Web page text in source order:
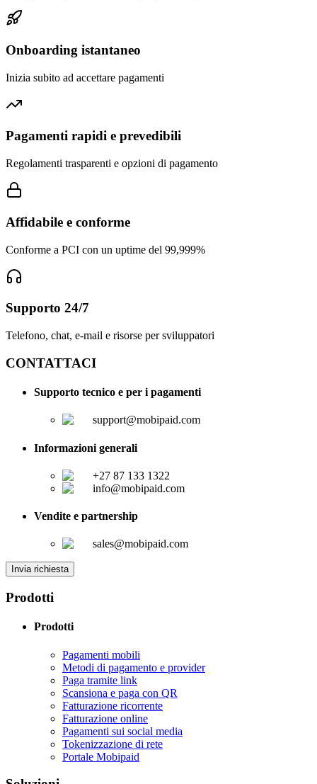
Onboarding istantaneo
Inizia subito ad accettare pagamenti
Pagamenti rapidi e prevedibili
Regolamenti trasparenti e opzioni di pagamento
Affidabile e conforme
Conforme a PCI con un uptime del 99,999%
Supporto 24/7
Telefono, chat, e-mail e risorse per sviluppatori
CONTATTACI
Supporto tecnico e per i pagamenti
support@mobipaid.com
Informazioni generali
+27 87 133 1322
info@mobipaid.com
Vendite e partnership
sales@mobipaid.com
Invia richiesta
Prodotti
Prodotti
Pagamenti mobili
Metodi di pagamento e provider
Paga tramite link
Scansiona e paga con QR
Fatturazione ricorrente
Fatturazione online
Pagamenti sui social media
Tokenizzazione di rete
Portale Mobipaid